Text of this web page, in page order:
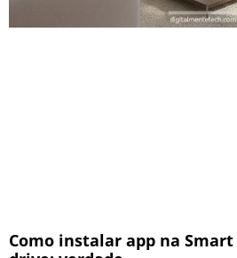
Como instalar app na Smart